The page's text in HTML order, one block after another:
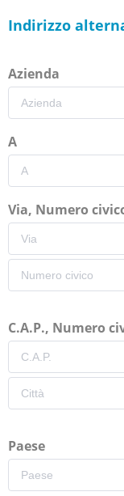
Indirizzo
Azienda
A
Via, Numero
C.A.P., Numero
Paese